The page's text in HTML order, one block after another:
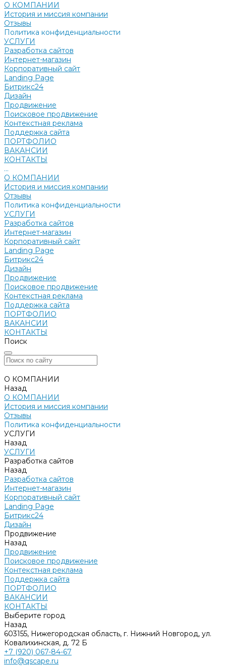
О КОМПАНИИ
История и миссия компании
Отзывы
Политика конфиденциальности
УСЛУГИ
Разработка сайтов
Интернет-магазин
Корпоративный сайт
Landing Page
Битрикс24
Дизайн
Продвижение
Поисковое продвижение
Контекстная реклама
Поддержка сайта
ПОРТФОЛИО
ВАКАНСИИ
КОНТАКТЫ
...
О КОМПАНИИ
История и миссия компании
Отзывы
Политика конфиденциальности
УСЛУГИ
Разработка сайтов
Интернет-магазин
Корпоративный сайт
Landing Page
Битрикс24
Дизайн
Продвижение
Поисковое продвижение
Контекстная реклама
Поддержка сайта
ПОРТФОЛИО
ВАКАНСИИ
КОНТАКТЫ
Поиск
О КОМПАНИИ
Назад
О КОМПАНИИ
История и миссия компании
Отзывы
Политика конфиденциальности
УСЛУГИ
Назад
УСЛУГИ
Разработка сайтов
Назад
Разработка сайтов
Интернет-магазин
Корпоративный сайт
Landing Page
Битрикс24
Дизайн
Продвижение
Назад
Продвижение
Поисковое продвижение
Контекстная реклама
Поддержка сайта
ПОРТФОЛИО
ВАКАНСИИ
КОНТАКТЫ
Выберите город
Назад
603155, Нижегородская область, г. Нижний Новгород, ул.
Ковалихинская, д. 72 Б
+7 (920) 067-84-67
info@qscape.ru